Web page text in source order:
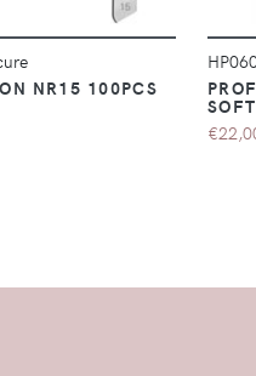
NR15 100PCS